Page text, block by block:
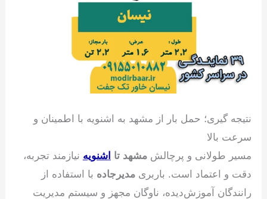
نتیجه گیری؛ حمل بار از مشهد به اشنویه با اطمینان و
سرعت بالا
مسیر طولانی و پرچالشمشهد تا اشنویه نیازمند تجربه،
دقت و اعتماد است. باربریمدیرجاده با استفاده از
رانندگان آموزش‌دیده، ناوگان مجهز و سیستم مدیریت